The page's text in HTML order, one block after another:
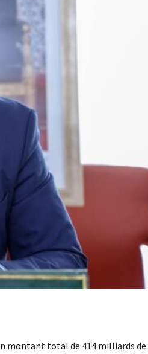
montant total de 414 milliards de